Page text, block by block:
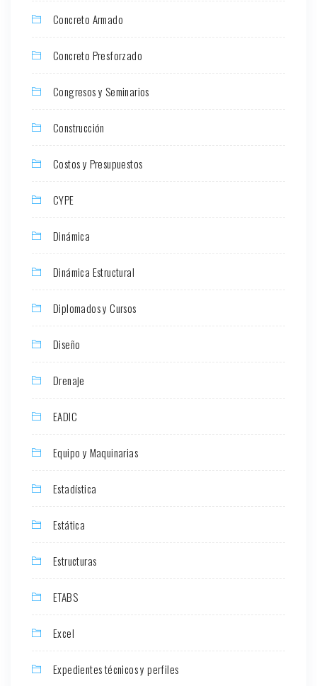
Concreto Armado
Concreto Presforzado
Congresos y Seminarios
Construcción
Costos y Presupuestos
CYPE
Dinámica
Dinámica Estructural
Diplomados y Cursos
Diseño
Drenaje
EADIC
Equipo y Maquinarias
Estadística
Estática
Estructuras
ETABS
Excel
Expedientes técnicos y perfiles